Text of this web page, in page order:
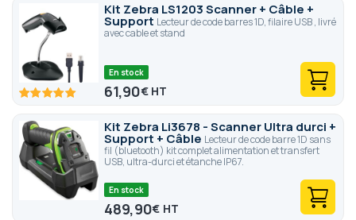
Kit Zebra LS1203 Scanner + Câble +
Support Lecteur de code barres 1D, filaire USB , livré
avec cable et stand
100 100
En stock
61,90€
Kit Zebra Li3678 - Scanner Ultra durci +
Support + Câble Lecteur de code barre 1D sans
fil (bluetooth) kit complet alimentation et transfert
USB, ultra-durci et étanche IP67.
En stock
489,90€